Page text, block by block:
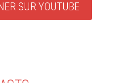
SUR YOUTUBE